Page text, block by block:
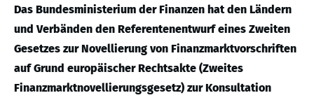
Das Bundesministerium der Finanzen hat den Ländern
und Verbänden den Referentenentwurf eines Zweiten
Gesetzes zur Novellierung von Finanzmarktvorschriften
auf Grund europäischer Rechtsakte (Zweites
Finanzmarktnovellierungsgesetz) zur Konsultation